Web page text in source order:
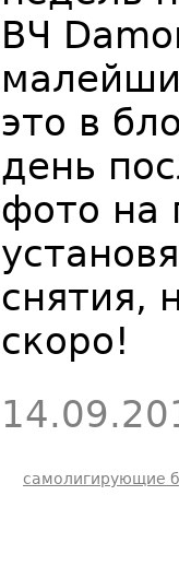
ВЧ
это в
день
фото на
снятия,
скоро!
самолигирующие